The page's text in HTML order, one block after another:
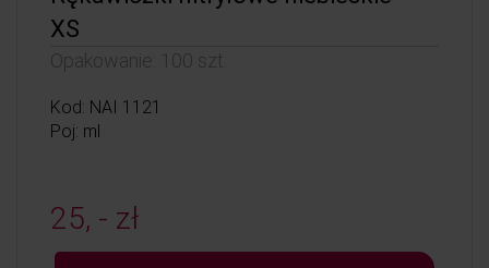
XS
Opakowanie: 100 szt.
Kod: NAI 1121
Poj: ml
25, - zł